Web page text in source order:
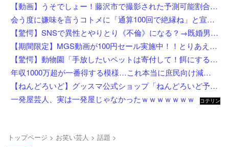
【動画】うそでしょー！藤沢市で撮影された予測可能割合が気になる事故のドラレコ。
会う度に嫌味を言うコトメに「通算100回で絶縁ね」と宣言した私！カウント達成後、鍵を交換して庭で喚くコトメに仕掛けた恥ずかしすぎる撃退法←律儀に録音＆カウントしてて草
【驚愕】SNSで異性とやりとり《不倫》になる？→既婚男女の約7割がまさかの『こう』回答してしまうw w w w w w w w
【期間限定】MGS動画が100円セール実施中！！とりあえず全部買うやろｗｗｗｗｗ
【驚愕】動物園「手放したいペットは寄付して！餌にするから！」←これってどうなん？w w w w w w w w w w
年収1000万超が一番得する模様…これ本当に庶民向け減税か？
【ねんどろいど】グッスマ公式ショップ「ねんどろいど予約キャンペーン（2026年8月分）」【8月1日開始】
一発屋芸人、実は一発屋じゃなかったｗｗｗｗｗｗｗ
コテリン
トップページ > お笑い芸人 > 話題 >